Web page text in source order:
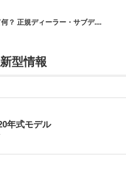
何？ 正規ディーラー・サブデ....
型情報
年式モデル